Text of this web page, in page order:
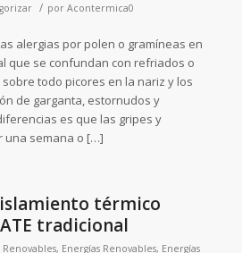
/ por Acontermica0
alergias por polen o gramíneas en
que se confundan con refriados o
todo picores en la nariz y los
de garganta, estornudos y
es que las gripes y
una semana o […]
térmico
tradicional
Renovables, Energías Renovables, Energías